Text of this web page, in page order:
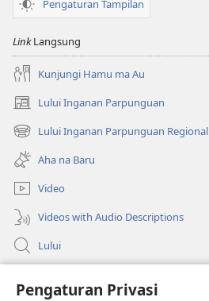
Pengaturan Privasi
Pengaturan Tampilan
LinkLangsung
Kunjungi Hamu ma Au
Lului Inganan Parpunguan
(opens
new
window)
Lului Inganan Parpunguan Regional
(opens
new
window)
Aha na Baru
Video
Videos with Audio Descriptions
Lului